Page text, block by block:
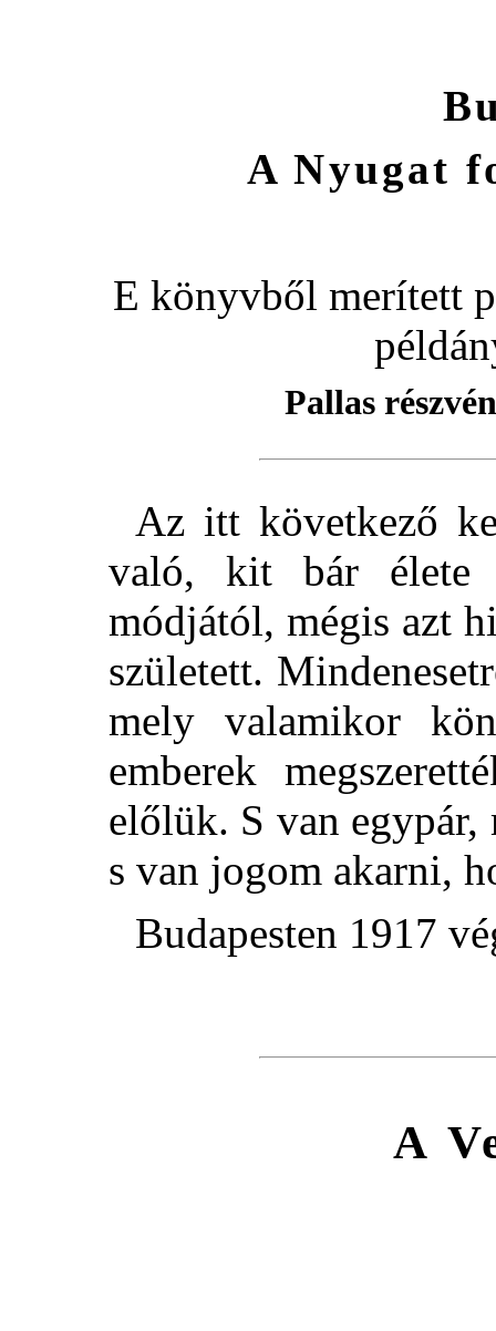
A Nyugat
E könyvből merített
Pallas
Az itt következő
való, kit bár élete
módjától, mégis azt
született.
mely valamikor
emberek
előlük. S van egypár,
s van jogom akarni,
Budapesten 1917
A